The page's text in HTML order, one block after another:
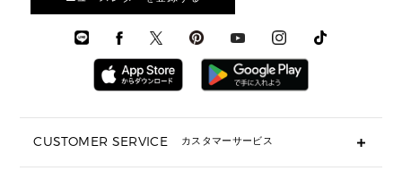
メンズ シューズ
メンズ ウェア
メンズ 時計・その他
メンズウェア
▶ メンズすべて
通勤・通学アイテム
3 IN 1 バッグ
ミニ財布・フラグメントケース
▶ 小物すべて
時計・ジュエリー
アクセサリー
CUSTOMER SERVICE カスタマーサービス